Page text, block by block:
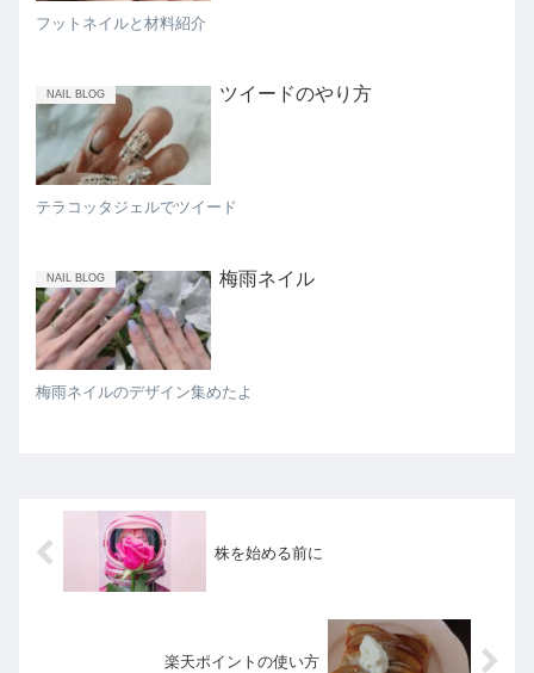
フットネイルと材料紹介
NAIL BLOG ツイードのやり方
テラコッタジェルでツイード
NAIL BLOG 梅雨ネイル
梅雨ネイルのデザイン集めたよ
株を始める前に
楽天ポイントの使い方